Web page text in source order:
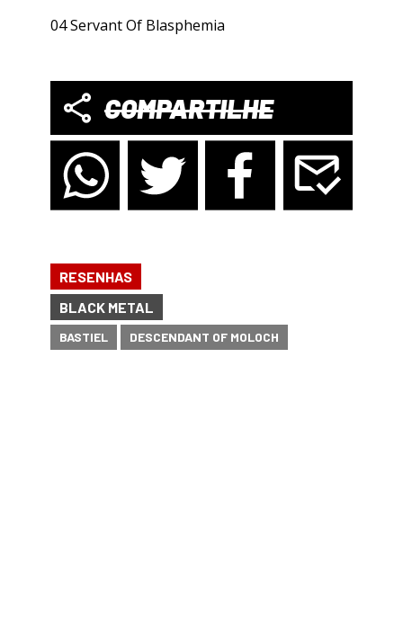
04 Servant Of Blasphemia
COMPARTILHE
RESENHAS
BLACK METAL
BASTIEL DESCENDANT OF MOLOCH